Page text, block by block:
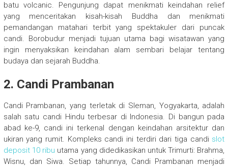
batu volcanic. Pengunjung dapat menikmati keindahan relief
yang menceritakan kisah-kisah Buddha dan menikmati
pemandangan matahari terbit yang spektakuler dari puncak
candi. Borobudur menjadi tujuan utama bagi wisatawan yang
ingin menyaksikan keindahan alam sembari belajar tentang
budaya dan sejarah Buddha.
2. Candi Prambanan
Candi Prambanan, yang terletak di Sleman, Yogyakarta, adalah
salah satu candi Hindu terbesar di Indonesia. Di bangun pada
abad ke-9, candi ini terkenal dengan keindahan arsitektur dan
ukiran yang rumit. Kompleks candi ini terdiri dari tiga candi slot
deposit 10 ribu utama yang didedikasikan untuk Trimurti: Brahma,
Wisnu, dan Siwa. Setiap tahunnya, Candi Prambanan menjadi